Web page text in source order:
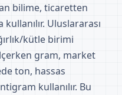
bilime, ticaretten
Uluslararası
kütle birimi
gram, market
ton, hassas
kullanılır. Bu